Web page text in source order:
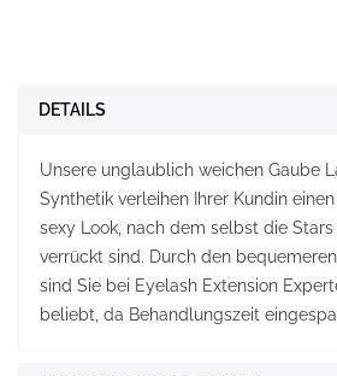
DETAILS
Unsere unglaublich weichen Gaube
Synthetik verleihen Ihrer Kundin
sexy Look, nach dem selbst die
verrückt sind. Durch den
sind Sie bei Eyelash Extension
beliebt, da Behandlungszeit